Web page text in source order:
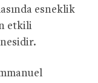
esneklik
etkili